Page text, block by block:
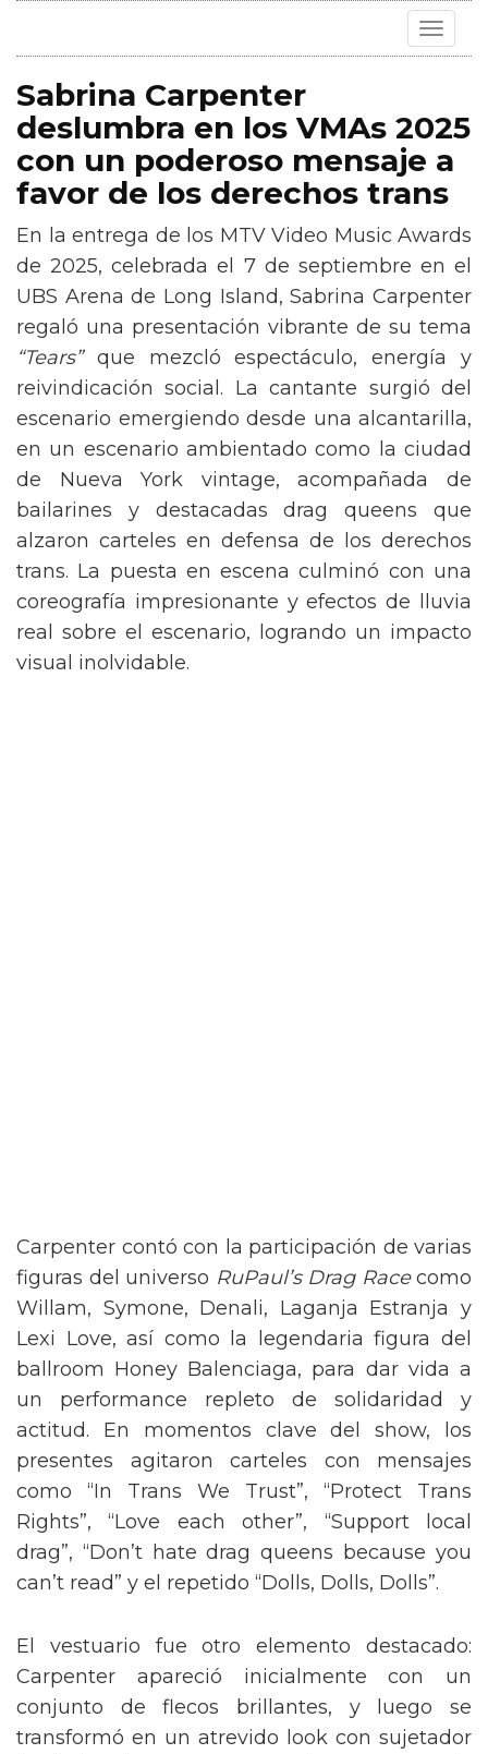
Toggle
Sabrina Carpenter
deslumbra en los VMAs 2025
con un poderoso mensaje a
favor de los derechos trans
En la entrega de los MTV Video Music Awards
de 2025, celebrada el 7 de septiembre en el
UBS Arena de Long Island, Sabrina Carpenter
regaló una presentación vibrante de su tema
“Tears”que mezcló espectáculo, energía y
reivindicación social. La cantante surgió del
escenario emergiendo desde una alcantarilla,
en un escenario ambientado como la ciudad
de Nueva York vintage, acompañada de
bailarines y destacadas drag queens que
alzaron carteles en defensa de los derechos
trans. La puesta en escena culminó con una
coreografía impresionante y efectos de lluvia
real sobre el escenario, logrando un impacto
Carpenter contó con la participación de varias
figuras del universo
RuPaul’s Drag Race
como
Willam, Symone, Denali, Laganja Estranja y
Lexi Love, así como la legendaria figura del
ballroom Honey Balenciaga, para dar vida a
un performance repleto de solidaridad y
actitud. En momentos clave del show, los
presentes agitaron carteles con mensajes
como “In Trans We Trust”, “Protect Trans
Rights”, “Love each other”, “Support local
drag”, “Don’t hate drag queens because you
can’t read” y el repetido “Dolls, Dolls, Dolls”.
El vestuario fue otro elemento destacado:
Carpenter apareció inicialmente con un
conjunto de flecos brillantes, y luego se